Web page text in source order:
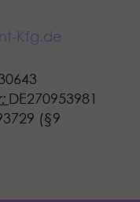
Kfg.de
DE270953981
(§9